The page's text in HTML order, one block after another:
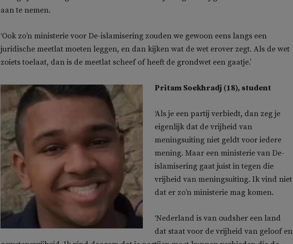
aan te nemen.
‘Ook zo’n ministerie voor De-islamisering zouden we gewoon eens langs een
juridische meetlat moeten leggen, en dan kijken wat de wet erover zegt. Als de wet
zoiets toelaat, dan is de meetlat scheef of heeft de grondwet een gaatje.’
Pritam Soekhradj (18), student
‘Als je een partij verbiedt, dan zeg je
eigenlijk dat de vrijheid van
meningsuiting niet geldt voor iedere
mening. Maar een ministerie van De-
islamisering gaat juist in tegen die
vrijheid van meningsuiting. Ik vind niet
dat er zo’n ministerie mag komen.
‘Nederland is van oudsher een land
dat staat voor de vrijheid van geloof en